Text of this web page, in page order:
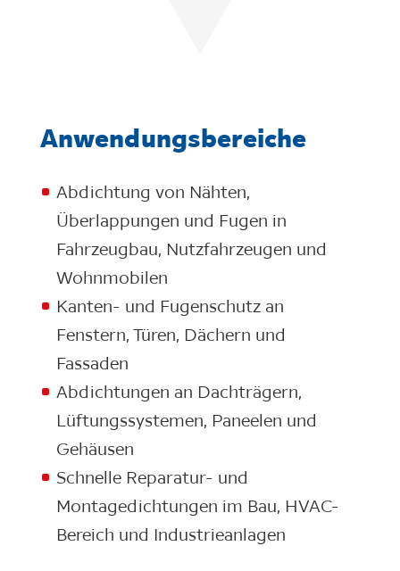
Anwendungsbereiche
Abdichtung von Nähten,
Überlappungen und Fugen in
Fahrzeugbau, Nutzfahrzeugen und
Wohnmobilen
Kanten- und Fugenschutz an
Fenstern, Türen, Dächern und
Fassaden
Abdichtungen an Dachträgern,
Lüftungssystemen, Paneelen und
Gehäusen
Schnelle Reparatur- und
Montagedichtungen im Bau, HVAC-
Bereich und Industrieanlagen